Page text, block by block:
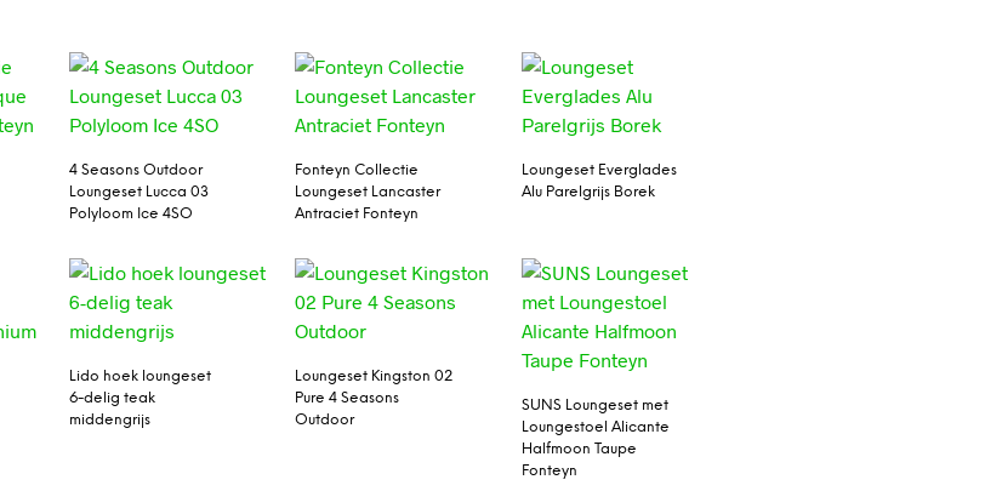
4 Seasons Outdoor
Loungeset Lucca 03
Polyloom Ice 4SO
Fonteyn Collectie
Loungeset Lancaster
Antraciet Fonteyn
Loungeset Everglades
Alu Parelgrijs Borek
Lido hoek loungeset
6-delig teak
middengrijs
Loungeset Kingston 02
Pure 4 Seasons
Outdoor
SUNS Loungeset met
Loungestoel Alicante
Halfmoon Taupe
Fonteyn